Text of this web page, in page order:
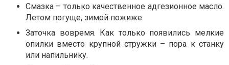
Смазка – только качественное адгезионное масло.
Летом погуще, зимой пожиже.
Заточка вовремя. Как только появились мелкие
опилки вместо крупной стружки – пора к станку
или напильнику.